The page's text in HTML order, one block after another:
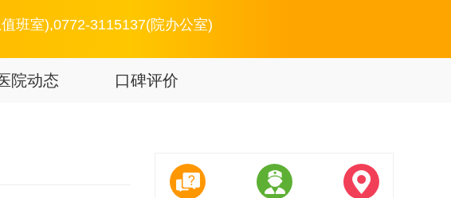
班室),0772-3115137(院办公室)
院动态 口碑评价